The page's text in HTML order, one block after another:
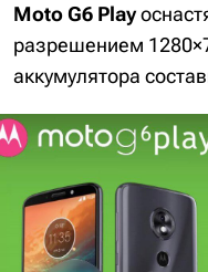
Moto G6 Play
разрешением
аккумулятора